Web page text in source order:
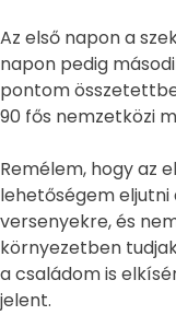
Az első napon a
napon pedig
pontom
90 fős nemzetközi
Remélem, hogy az
lehetőségem eljutni
versenyekre, és
környezetben
a családom is
jelent.